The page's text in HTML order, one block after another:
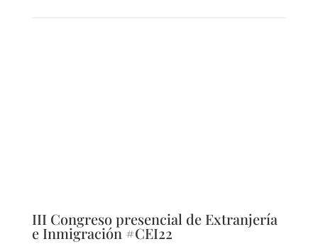
III Congreso presencial de Extranjería
e Inmigración #CEI22